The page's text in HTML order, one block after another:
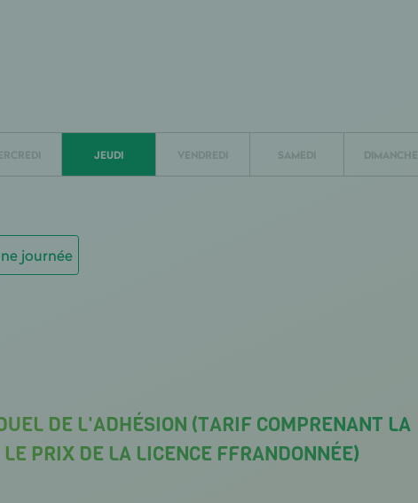
JEUDI VENDREDI SAMEDI DIMANCHE
journée
DE L'ADHÉSION (TARIF COMPRENANT LA
PRIX DE LA LICENCE FFRANDONNÉE)